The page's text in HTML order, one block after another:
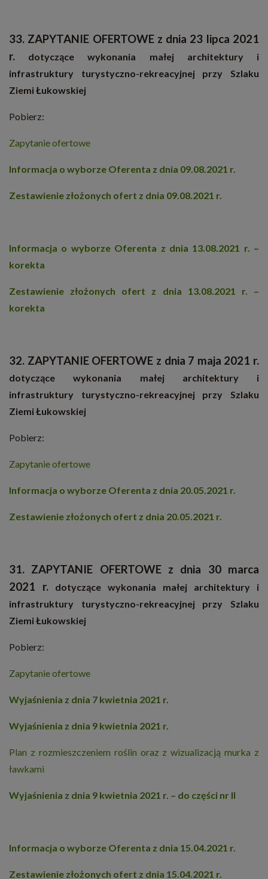
33. ZAPYTANIE OFERTOWE z dnia 23 lipca 2021
r.
dotyczące wykonania małej architektury i
infrastruktury turystyczno-rekreacyjnej przy Szlaku
Ziemi Łukowskiej
Pobierz:
Zapytanie ofertowe
Informacja o wyborze Oferenta z dnia 09.08.2021 r.
Zestawienie złożonych ofert z dnia 09.08.2021 r.
Informacja o wyborze Oferenta z dnia 13.08.2021 r. –
korekta
Zestawienie złożonych ofert z dnia 13.08.2021 r. –
korekta
32. ZAPYTANIE OFERTOWE z dnia 7 maja 2021 r.
dotyczące wykonania małej architektury i
infrastruktury turystyczno-rekreacyjnej przy Szlaku
Ziemi Łukowskiej
Pobierz:
Zapytanie ofertowe
Informacja o wyborze Oferenta z dnia 20.05.2021 r.
Zestawienie złożonych ofert z dnia 20.05.2021 r.
31. ZAPYTANIE OFERTOWE z dnia 30 marca
2021 r.
dotyczące wykonania małej architektury i
infrastruktury turystyczno-rekreacyjnej przy Szlaku
Ziemi Łukowskiej
Pobierz:
Zapytanie ofertowe
Wyjaśnienia z dnia 7 kwietnia 2021 r.
Wyjaśnienia z dnia 9 kwietnia 2021 r.
Plan z rozmieszczeniem roślin oraz z wizualizacją murka z
ławkami
Wyjaśnienia z dnia 9 kwietnia 2021 r. – do części nr II
Informacja o wyborze Oferenta z dnia 15.04.2021 r.
Zestawienie złożonych ofert z dnia 15.04.2021 r.